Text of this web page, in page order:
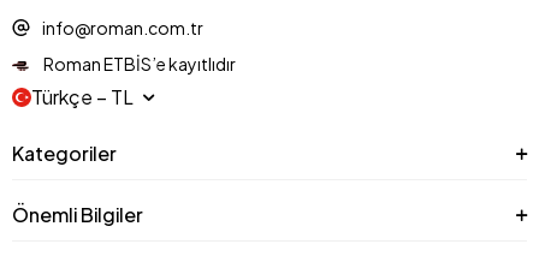
info@roman.com.tr
Roman ETBİS’e kayıtlıdır
Türkçe − TL
Kategoriler
Önemli Bilgiler